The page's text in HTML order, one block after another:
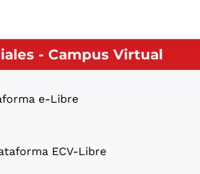
- Campus Virtual
e-Libre
ECV-Libre